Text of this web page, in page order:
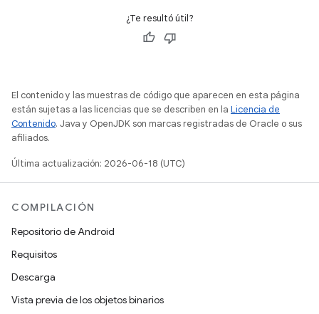
¿Te resultó útil?
El contenido y las muestras de código que aparecen en esta página
están sujetas a las licencias que se describen en la Licencia de
Contenido. Java y OpenJDK son marcas registradas de Oracle o sus
afiliados.
Última actualización: 2026-06-18 (UTC)
COMPILACIÓN
Repositorio de Android
Requisitos
Descarga
Vista previa de los objetos binarios